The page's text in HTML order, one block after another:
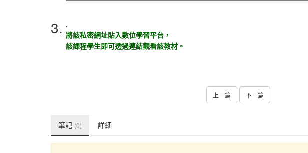
3. .
將該私密網址貼入數位學習平台，
該課程學生即可透過連結觀看該教材。
上一篇 下一篇
筆記 (0) 詳細